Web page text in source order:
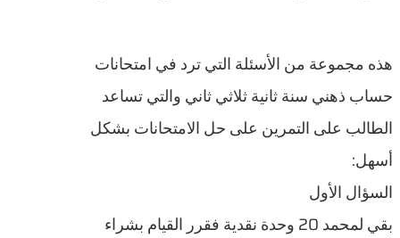
هذه مجموعة من الأسئلة التي ترد في امتحانات
حساب ذهني سنة ثانية ثلاثي ثاني والتي تساعد
الطالب على التمرين على حل الامتحانات بشكل
أسهل:
السؤال الأول
بقي لمحمد 20 وحدة نقدية فقرر القيام بشراء